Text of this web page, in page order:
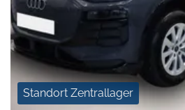
Standort Zentrallager